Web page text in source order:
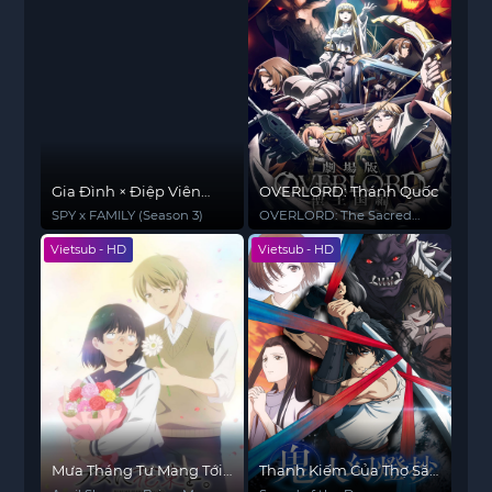
Gia Đình × Điệp Viên
(Phần 3)
SPY x FAMILY (Season 3)
OVERLORD: Thánh Quốc
OVERLORD: The Sacred
Kingdom
Vietsub - HD
Mưa Tháng Tư Mang Tới
Vietsub - HD
Thanh Kiếm Của Thợ Săn